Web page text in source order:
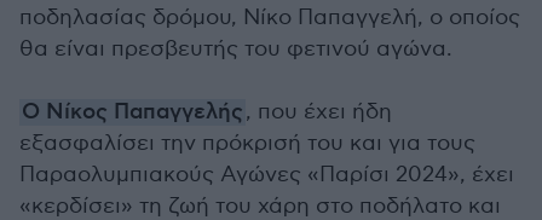
ποδηλασίας δρόμου, Νίκο Παπαγγελή, ο οποίος
θα είναι πρεσβευτής του φετινού αγώνα.
Ο Νίκος Παπαγγελής, που έχει ήδη
εξασφαλίσει την πρόκρισή του και για τους
Παραολυμπιακούς Αγώνες «Παρίσι 2024», έχει
«κερδίσει» τη ζωή του χάρη στο ποδήλατο και